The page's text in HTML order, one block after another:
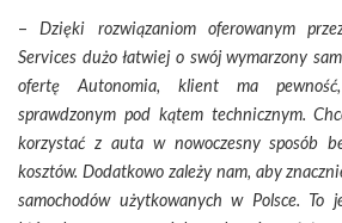
–Dzięki rozwiązaniom oferowanym
Services dużo łatwiej o swój wymarzony
ofertę Autonomia, klient ma
sprawdzonym pod kątem technicznym.
korzystać z auta w nowoczesny sposób
kosztów. Dodatkowo zależy nam, aby
samochodów użytkowanych w Polsce. To